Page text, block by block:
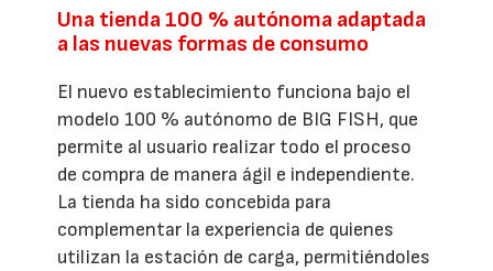
Una tienda 100 % autónoma adaptada
a las nuevas formas de consumo
El nuevo establecimiento funciona bajo el
modelo 100 % autónomo de BIG FISH, que
permite al usuario realizar todo el proceso
de compra de manera ágil e independiente.
La tienda ha sido concebida para
complementar la experiencia de quienes
utilizan la estación de carga, permitiéndoles